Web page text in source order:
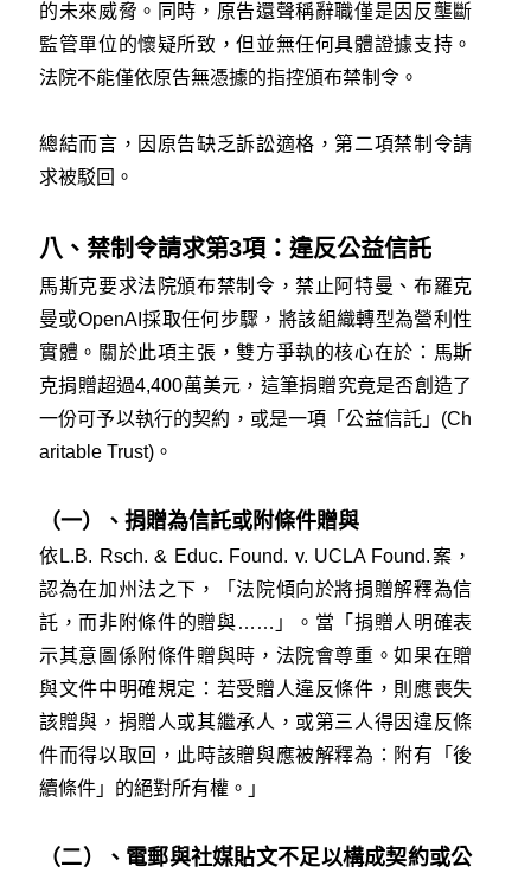
的未來威脅。同時，原告還聲稱辭職僅是因反壟斷
監管單位的懷疑所致，但並無任何具體證據支持。
法院不能僅依原告無憑據的指控頒布禁制令。
總結而言，因原告缺乏訴訟適格，第二項禁制令請
求被駁回。
八、禁制令請求第3項：違反公益信託
馬斯克要求法院頒布禁制令，禁止阿特曼、布羅克
曼或OpenAI採取任何步驟，將該組織轉型為營利性
實體。關於此項主張，雙方爭執的核心在於：馬斯
克捐贈超過4,400萬美元，這筆捐贈究竟是否創造了
一份可予以執行的契約，或是一項「公益信託」(Ch
aritable Trust)。
（一）、捐贈為信託或附條件贈與
依 L.B. Rsch. & Educ. Found. v. UCLA Found.案，
認為在加州法之下，「法院傾向於將捐贈解釋為信
託，而非附條件的贈與……」。當「捐贈人明確表
示其意圖係附條件贈與時，法院會尊重。如果在贈
與文件中明確規定：若受贈人違反條件，則應喪失
該贈與，捐贈人或其繼承人，或第三人得因違反條
件而得以取回，此時該贈與應被解釋為：附有「後
續條件」的絕對所有權。」
（二）、電郵與社媒貼文不足以構成契約或公